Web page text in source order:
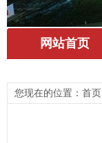
您现在的位置： 首页